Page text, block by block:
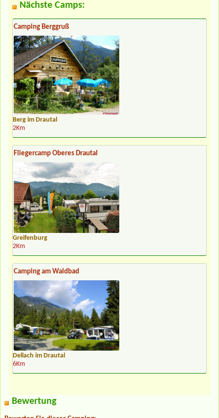
Nächste Camps:
Camping Berggruß
Berg im Drautal
2Km
Fliegercamp Oberes Drautal
Greifenburg
2Km
Camping am Waldbad
Dellach im Drautal
6Km
Bewertung